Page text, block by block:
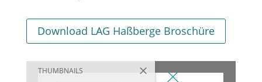
Download LAG Haßberge Broschüre
THUMBNAILS